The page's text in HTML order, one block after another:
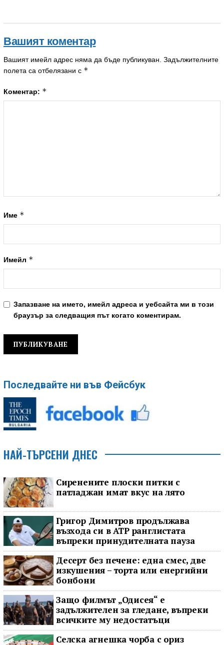
Вашият коментар
Вашият имейл адрес няма да бъде публикуван. Задължителните
полета са отбелязани с *
Коментар: *
Име *
Имейл *
Запазване на името, имейл адреса и уебсайта ми в този
браузър за следващия път когато коментирам.
Последвайте ни във Фейсбук
НАЙ-ТЪРСЕНИ ДНЕС
Сиренените плоски питки с
патладжан имат вкус на лято
Григор Димитров продължава
възхода си в ATP ранглистата
въпреки принудителната пауза
Десерт без печене: една смес, две
изкушения – торта или енергийни
бонбони
Защо филмът „Одисея“ е
задължителен за гледане, въпреки
всичките му недостатъци
Селска агнешка чорба с ориз